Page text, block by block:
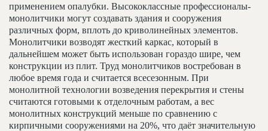
применением опалубки. Высококлассные профессионалы-
монолитчики могут создавать здания и сооружения
различных форм, вплоть до криволинейных элементов.
Монолитчики возводят жесткий каркас, который в
дальнейшем может быть использован гораздо шире, чем
конструкции из плит. Труд монолитчиков востребован в
любое время года и считается всесезонным. При
монолитной технологии возведения перекрытия и стены
считаются готовыми к отделочным работам, а вес
монолитных конструкций меньше по сравнению с
кирпичными сооружениями на 20%, что даёт значительную